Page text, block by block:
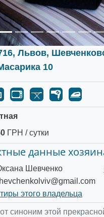
Львов,
10
ГРН / сутки
данные
Шевченко
этого владельца
синоним этой